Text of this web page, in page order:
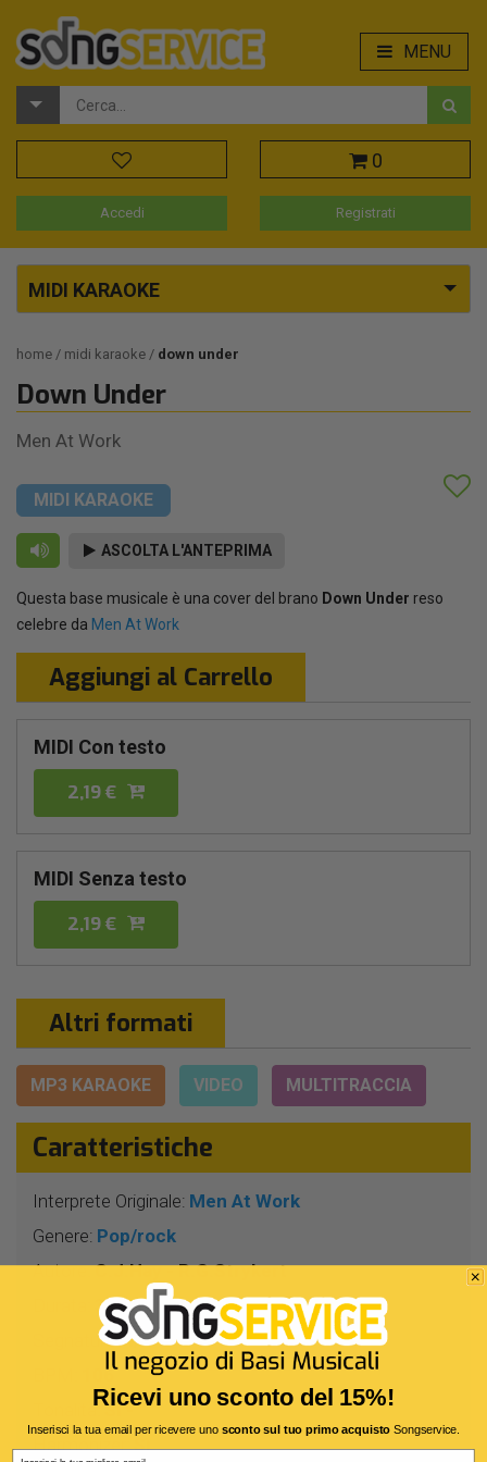
MENU
0
Accedi Registrati
MIDI KARAOKE
home midi karaoke down under
Down Under
Men At Work
MIDI KARAOKE
ASCOLTA L'ANTEPRIMA
Questa base musicale è una cover del brano Down Under reso
celebre da Men At Work
Aggiungi al Carrello
MIDI Con testo
2,19 €
MIDI Senza testo
2,19 €
Altri formati
MP3 KARAOKE VIDEO MULTITRACCIA
Caratteristiche
Interprete Originale: Men At Work
Genere: Pop/rock
Autore:C.J.Hay - R.G.Strykert
3 Min 39 Sec
Segnatura:4/4
106
Tonalità: SI -
Harmonizer:Sì
Ricevi uno sconto del 15%!
Inserisci la tua email per ricevere uno sconto sul tuo primo acquistoSongservice.